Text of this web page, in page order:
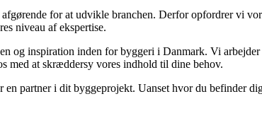
for at udvikle branchen. Derfor opfordrer vi
niveau af ekspertise.
og inspiration inden for byggeri i Danmark. Vi
med at skræddersy vores indhold til dine behov.
partner i dit byggeprojekt. Uanset hvor du befinder